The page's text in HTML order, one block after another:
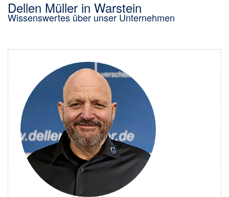
Dellen Müller in Warstein
Wissenswertes über unser Unternehmen